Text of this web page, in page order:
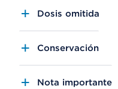
Dosis omitida
Conservación
Nota importante